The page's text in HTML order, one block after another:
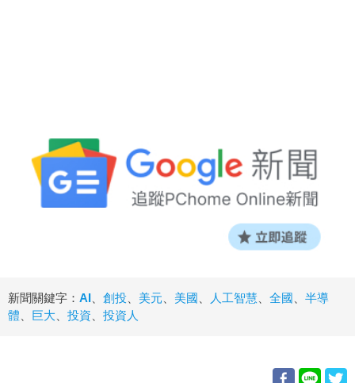
新聞關鍵字： AI 創投 美元 美國 人工智慧 全國
半導
體
巨大 投資 投資人